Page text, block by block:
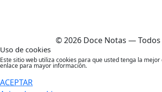
© 2026 Doce Notas —
Uso de cookies
Este sitio web utiliza cookies para que usted tenga la
enlace para mayor información.
ACEPTAR